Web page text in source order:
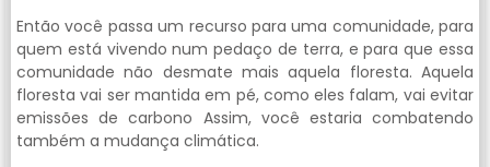
Então você passa um recurso para uma comunidade, para
quem está vivendo num pedaço de terra, e para que essa
comunidade não desmate mais aquela floresta. Aquela
floresta vai ser mantida em pé, como eles falam, vai evitar
emissões de carbono Assim, você estaria combatendo
também a mudança climática.